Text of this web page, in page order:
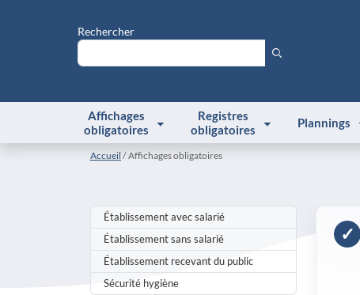
Rechercher
Affichages
obligatoires
Registres
obligatoires
Plannings
Accueil Affichages obligatoires
Établissement avec salarié
Établissement sans salarié
Établissement recevant du public
Sécurité hygiène
✓